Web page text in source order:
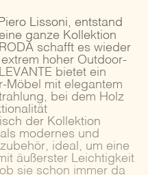
Lissoni, entstand
ganze Kollektion
schafft es wieder
hoher Outdoor-
bietet ein
Möbel mit elegantem
bei dem Holz
der Kollektion
modernes und
ideal, um eine
äußerster Leichtigkeit
sie schon immer da